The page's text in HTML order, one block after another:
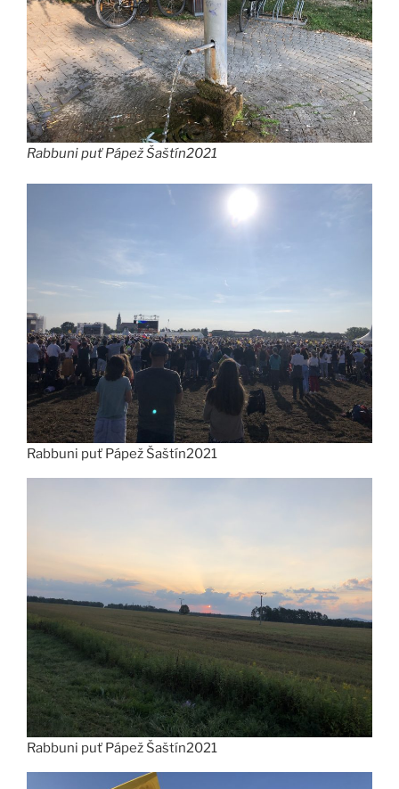
Rabbuni puť Pápež Šaštín2021
Rabbuni puť Pápež Šaštín2021
Rabbuni puť Pápež Šaštín2021